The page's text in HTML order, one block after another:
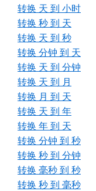
转换 天 到 小时
转换 秒 到 天
转换 天 到 秒
转换 分钟 到 天
转换 天 到 分钟
转换 天 到 月
转换 月 到 天
转换 天 到 年
转换 年 到 天
转换 分钟 到 秒
转换 秒 到 分钟
转换 毫秒 到 秒
转换 秒 到 毫秒